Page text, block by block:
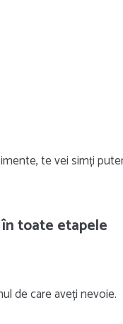
te vei simți
toate etapele
de care aveți nevoie.